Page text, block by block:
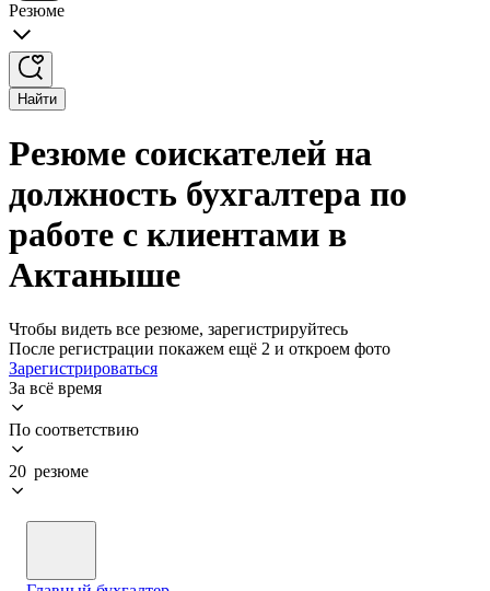
Резюме
Найти
Резюме соискателей на
должность бухгалтера по
работе с клиентами в
Актаныше
Чтобы видеть все резюме, зарегистрируйтесь
После регистрации покажем ещё 2 и откроем фото
Зарегистрироваться
За всё время
По соответствию
20 резюме